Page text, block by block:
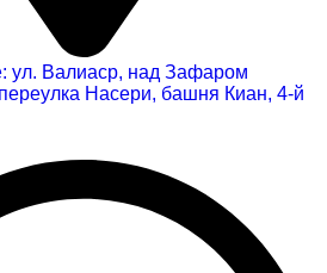
ул. Валиаср, над Зафаром
Насери, башня Киан, 4-й